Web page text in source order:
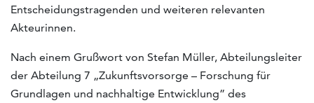
Entscheidungstragenden und weiteren relevanten
Akteurinnen.
Nach einem Grußwort von Stefan Müller, Abteilungsleiter
der Abteilung 7 „Zukunftsvorsorge – Forschung für
Grundlagen und nachhaltige Entwicklung” des